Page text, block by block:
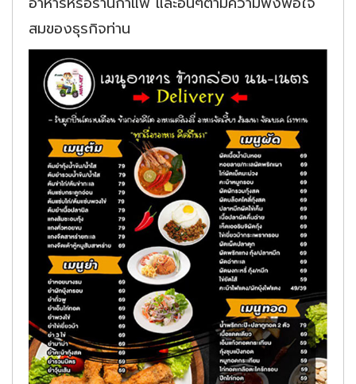
สมของธุรกิจท่าน